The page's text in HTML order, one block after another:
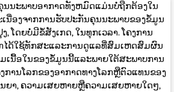
ນນະພາບອາກາດທັງຫມົດແມ່ນບໍ່ຖືກຕ້ອງໃນ
ນື່ອງຈາກການຮັບປະກັນຄຸນນະພາບຂອງຂໍ້ມູນ
, ໂດຍບໍ່ມີຂໍ້ສັງເກດ, ໃນທຸກເວລາ. ໂຄງການ
ໄດ້ໃຊ້ທັກສະແລະການດູແລທີ່ສົມເຫດສົມຜົນ
ເນື້ອໃນຂອງຂໍ້ມູນນີ້ແລະພາຍໃຕ້ສະພາບການ
ການໂລກຂອງອາກາດທາງໂລກຫຼືຕົວແທນຂອງ
າ, ຄວາມເສຍຫາຍຫຼືຄວາມເສຍຫາຍໃດໆ,